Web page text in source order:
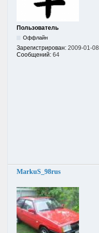
Пользователь
Оффлайн
Зарегистрирован: 2009-01-08
Сообщений: 64
MarkuS_98rus